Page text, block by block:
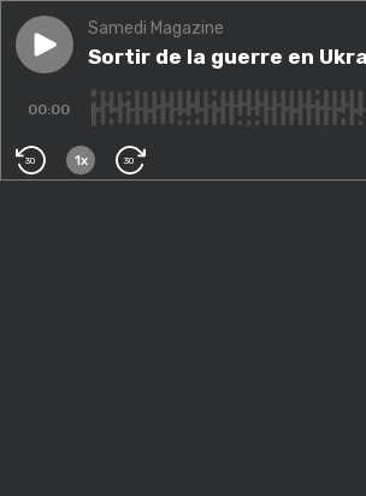
Play episodeSortir de la guerre en Ukraine
Samedi Magazine
Sortir de la guerre en
00:00
30 1x 30